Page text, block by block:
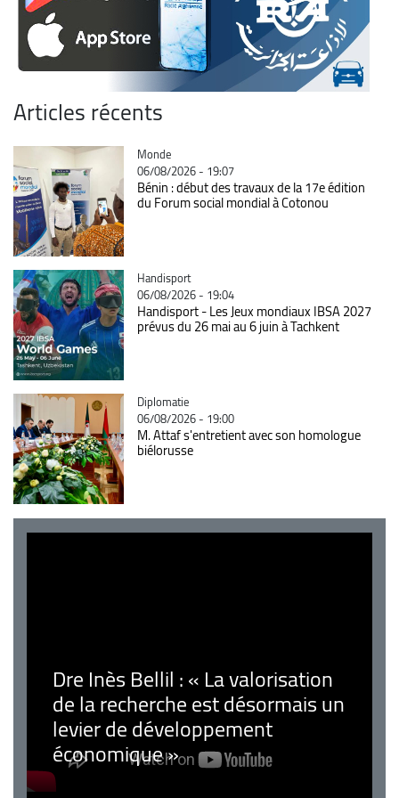
Articles récents
Catégorie
Monde
06/08/2026 - 19:07
Bénin : début des travaux de la 17e édition
du Forum social mondial à Cotonou
Catégorie
Handisport
06/08/2026 - 19:04
Handisport - Les Jeux mondiaux IBSA 2027
prévus du 26 mai au 6 juin à Tachkent
Catégorie
Diplomatie
06/08/2026 - 19:00
M. Attaf s'entretient avec son homologue
biélorusse
Dre Inès Bellil : « La valorisation
de la recherche est désormais un
levier de développement
économique »